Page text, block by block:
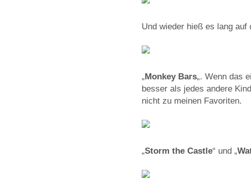
Und wieder hieß es lang auf
„Monkey Bars„. Wenn das
besser als jedes andere
nicht zu meinen Favoriten.
„Storm the Castle“ und „